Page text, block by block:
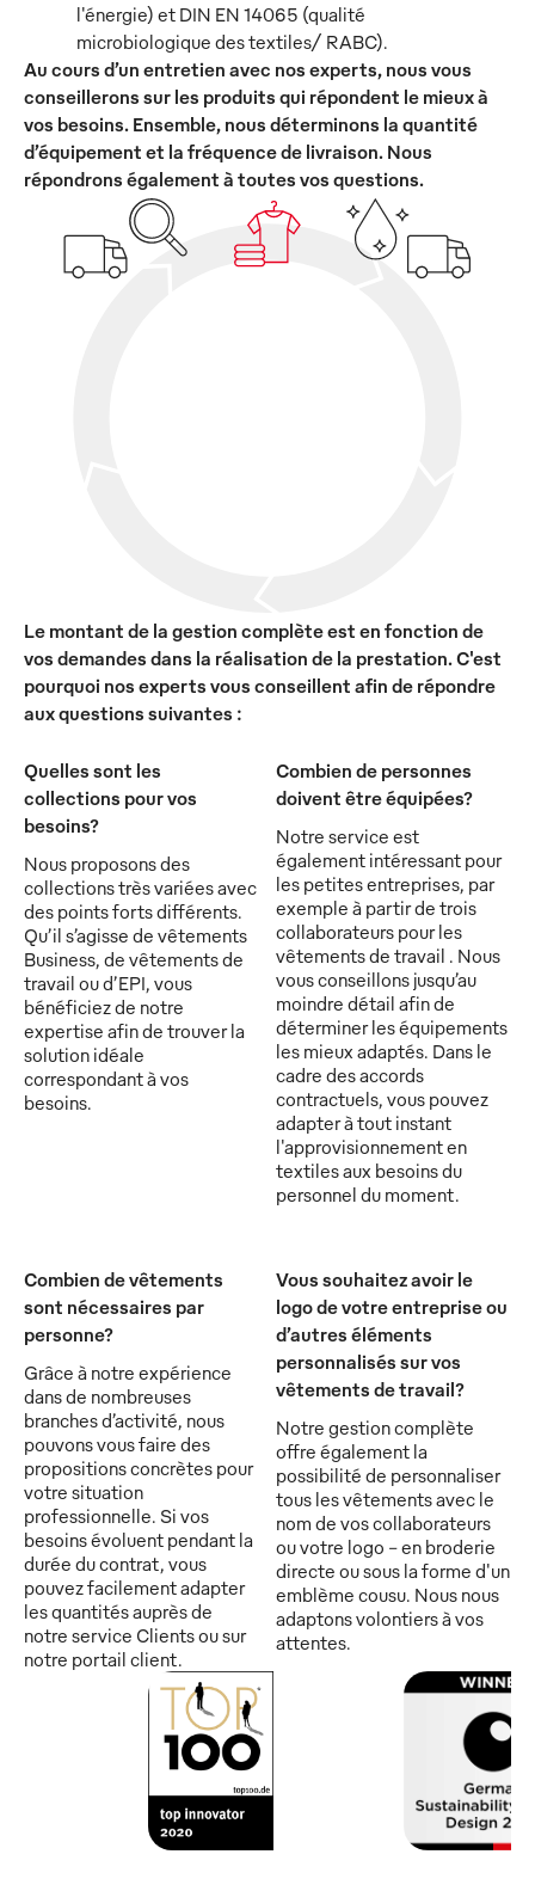
l'énergie) et DIN EN 14065 (qualité
microbiologique des textiles/ RABC).
Au cours d’un entretien avec nos experts, nous vous
conseillerons sur les produits qui répondent le mieux à
vos besoins. Ensemble, nous déterminons la quantité
d’équipement et la fréquence de livraison. Nous
répondrons également à toutes vos questions.
Le montant de la gestion complète est en fonction de
vos demandes dans la réalisation de la prestation. C'est
pourquoi nos experts vous conseillent afin de répondre
aux questions suivantes :
Quelles sont les
collections pour vos
besoins?
Nous proposons des
collections très variées avec
des points forts différents.
Qu’il s’agisse de vêtements
Business, de vêtements de
travail ou d’EPI, vous
bénéficiez de notre
expertise afin de trouver la
solution idéale
correspondant à vos
besoins.
Combien de personnes
doivent être équipées?
Notre service est
également intéressant pour
les petites entreprises, par
exemple à partir de trois
collaborateurs pour les
vêtements de travail . Nous
vous conseillons jusqu’au
moindre détail afin de
déterminer les équipements
les mieux adaptés. Dans le
cadre des accords
contractuels, vous pouvez
adapter à tout instant
l'approvisionnement en
textiles aux besoins du
personnel du moment.
Combien de vêtements
sont nécessaires par
personne?
Grâce à notre expérience
dans de nombreuses
branches d’activité, nous
pouvons vous faire des
propositions concrètes pour
votre situation
professionnelle. Si vos
besoins évoluent pendant la
durée du contrat, vous
pouvez facilement adapter
les quantités auprès de
notre service Clients ou sur
notre portail client.
Vous souhaitez avoir le
logo de votre entreprise ou
d’autres éléments
personnalisés sur vos
vêtements de travail?
Notre gestion complète
offre également la
possibilité de personnaliser
tous les vêtements avec le
nom de vos collaborateurs
ou votre logo - en broderie
directe ou sous la forme d'un
emblème cousu. Nous nous
adaptons volontiers à vos
attentes.